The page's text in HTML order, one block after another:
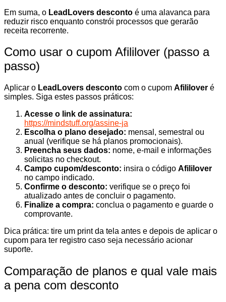
Em suma, o LeadLovers desconto é uma alavanca para
reduzir risco enquanto constrói processos que gerarão
receita recorrente.
Como usar o cupom Afililover (passo a
passo)
Aplicar o LeadLovers desconto com o cupom Afililover é
simples. Siga estes passos práticos:
Acesse o link de assinatura:
https://mindstuff.org/assine-ja
Escolha o plano desejado: mensal, semestral ou
anual (verifique se há planos promocionais).
Preencha seus dados: nome, e-mail e informações
solicitas no checkout.
Campo cupom/desconto: insira o código Afililover
no campo indicado.
Confirme o desconto: verifique se o preço foi
atualizado antes de concluir o pagamento.
Finalize a compra: conclua o pagamento e guarde o
comprovante.
Dica prática: tire um print da tela antes e depois de aplicar o
cupom para ter registro caso seja necessário acionar
suporte.
Comparação de planos e qual vale mais
a pena com desconto